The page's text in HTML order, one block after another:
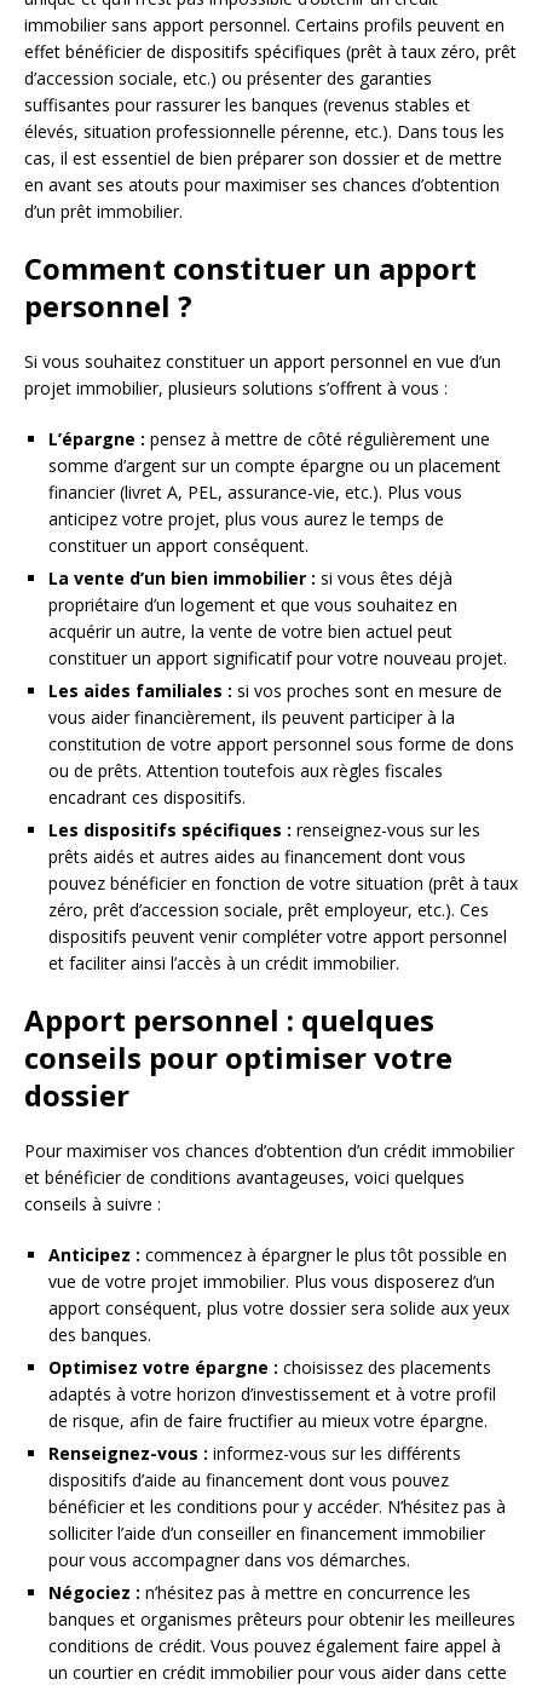
immobilier sans apport personnel. Certains profils peuvent en
effet bénéficier de dispositifs spécifiques (prêt à taux zéro, prêt
d’accession sociale, etc.) ou présenter des garanties
suffisantes pour rassurer les banques (revenus stables et
élevés, situation professionnelle pérenne, etc.). Dans tous les
cas, il est essentiel de bien préparer son dossier et de mettre
en avant ses atouts pour maximiser ses chances d’obtention
d’un prêt immobilier.
Comment constituer un apport
personnel ?
Si vous souhaitez constituer un apport personnel en vue d’un
projet immobilier, plusieurs solutions s’offrent à vous :
L’épargne : pensez à mettre de côté régulièrement une
somme d’argent sur un compte épargne ou un placement
financier (livret A, PEL, assurance-vie, etc.). Plus vous
anticipez votre projet, plus vous aurez le temps de
constituer un apport conséquent.
La vente d’un bien immobilier : si vous êtes déjà
propriétaire d’un logement et que vous souhaitez en
acquérir un autre, la vente de votre bien actuel peut
constituer un apport significatif pour votre nouveau projet.
Les aides familiales : si vos proches sont en mesure de
vous aider financièrement, ils peuvent participer à la
constitution de votre apport personnel sous forme de dons
ou de prêts. Attention toutefois aux règles fiscales
encadrant ces dispositifs.
Les dispositifs spécifiques : renseignez-vous sur les
prêts aidés et autres aides au financement dont vous
pouvez bénéficier en fonction de votre situation (prêt à taux
zéro, prêt d’accession sociale, prêt employeur, etc.). Ces
dispositifs peuvent venir compléter votre apport personnel
et faciliter ainsi l’accès à un crédit immobilier.
Apport personnel : quelques
conseils pour optimiser votre
dossier
Pour maximiser vos chances d’obtention d’un crédit immobilier
et bénéficier de conditions avantageuses, voici quelques
conseils à suivre :
Anticipez : commencez à épargner le plus tôt possible en
vue de votre projet immobilier. Plus vous disposerez d’un
apport conséquent, plus votre dossier sera solide aux yeux
des banques.
Optimisez votre épargne : choisissez des placements
adaptés à votre horizon d’investissement et à votre profil
de risque, afin de faire fructifier au mieux votre épargne.
Renseignez-vous : informez-vous sur les différents
dispositifs d’aide au financement dont vous pouvez
bénéficier et les conditions pour y accéder. N’hésitez pas à
solliciter l’aide d’un conseiller en financement immobilier
pour vous accompagner dans vos démarches.
Négociez : n’hésitez pas à mettre en concurrence les
banques et organismes prêteurs pour obtenir les meilleures
conditions de crédit. Vous pouvez également faire appel à
un courtier en crédit immobilier pour vous aider dans cette